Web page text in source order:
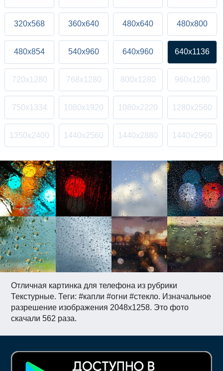
Отличная картинка для телефона из рубрики
Текстурные. Теги: #капли #огни #стекло. Изначальное
разрешение изображения 2048x1258. Это фото
скачали 562 раза.
320x568 360x640 480x640 480x800
480x854 540x960 640x960 640x1136
720x1280 768x1280 800x1280 960x1280
750x1334 1080x1920 1080x2220 1280x2560
1350x2400 1440x2560 1440x2880 1440x2960